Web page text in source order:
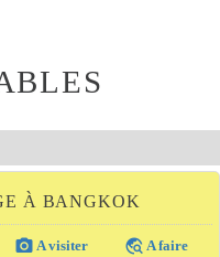
À BANGKOK
photo_camera A visiter travel_explore A faire